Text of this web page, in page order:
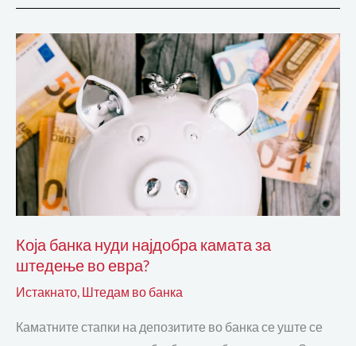
Која банка нуди најдобра камата за
штедење во евра?
Истакнато, Штедам во банка
Каматните стапки на депозитите во банка се уште се
Која
банка
нуди
најдобра
камата
за
штедење
во